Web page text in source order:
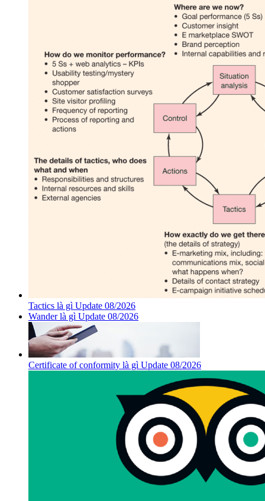
Tactics là gì Update 08/2026
Wander là gì Update 08/2026
Certificate of conformity là gì Update 08/2026